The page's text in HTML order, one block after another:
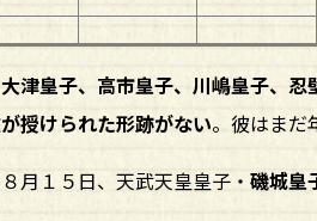
津皇子、高市皇子、川嶋皇子、忍
授けられた形跡がない。彼はまだ
月１５日、天武天皇皇子・ 磯城皇